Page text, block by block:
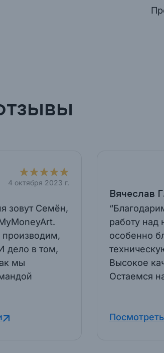
4 октября 2023 г.
зовут Семён,
производим,
дело в том,
мы
Вячеслав
работу
особенно
Высокое
Остаемся